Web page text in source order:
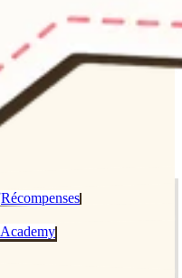
Récompenses